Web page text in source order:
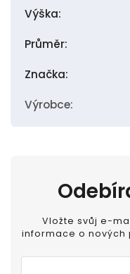
Výška:
Průměr:
Značka:
Výrobce:
Vložte svůj e-
informace o nových